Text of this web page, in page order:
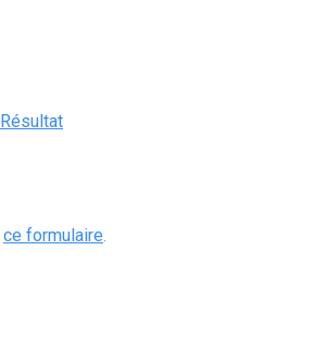
Résultat
ce formulaire.